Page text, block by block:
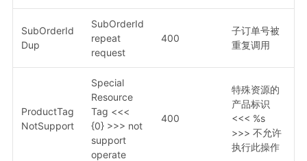
SubOrderId
Dup
SubOrderId
repeat
request
400
子订单号被
重复调用
ProductTag
NotSupport
Special
Resource
Tag <<<
{0} >>> not
support
operate
400
特殊资源的
产品标识
<<< %s
>>> 不允许
执行此操作